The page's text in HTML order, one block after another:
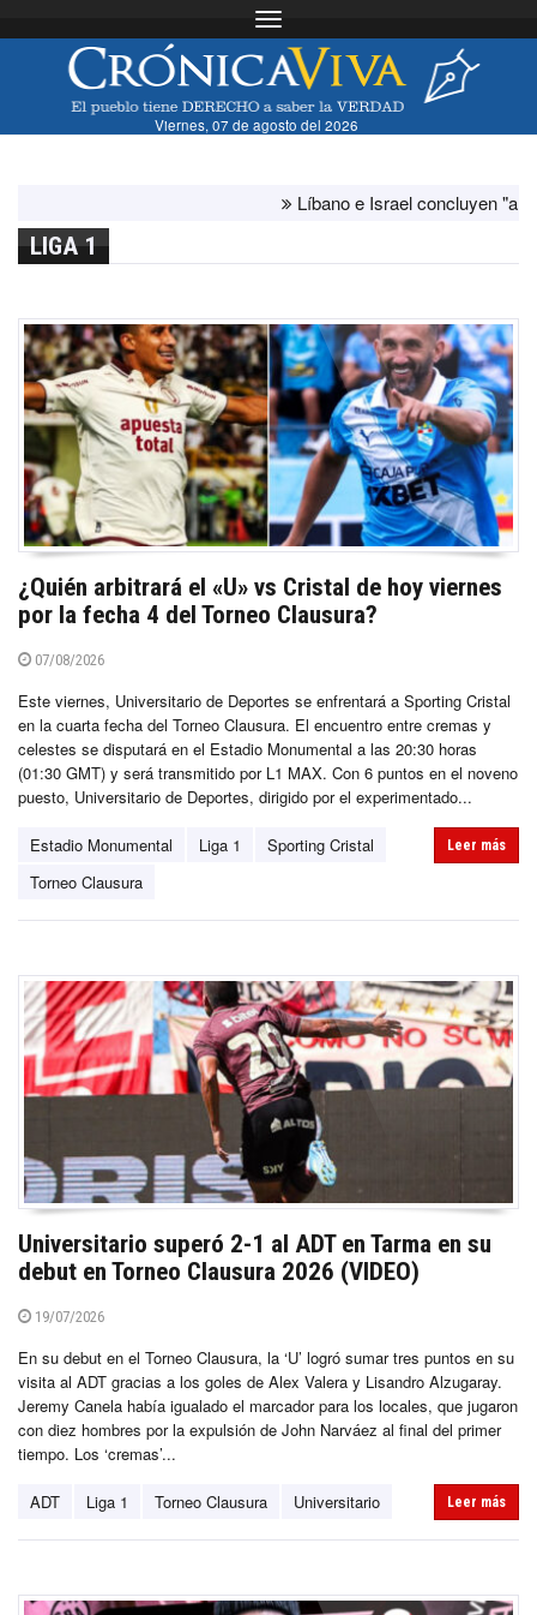
Toggle navigation
Viernes, 07 de agosto del 2026
Líbano e Israel concluyen "antes de
LIGA 1
¿Quién arbitrará el «U» vs Cristal de hoy viernes
por la fecha 4 del Torneo Clausura?
07/08/2026
Este viernes, Universitario de Deportes se enfrentará a Sporting Cristal
en la cuarta fecha del Torneo Clausura. El encuentro entre cremas y
celestes se disputará en el Estadio Monumental a las 20:30 horas
(01:30 GMT) y será transmitido por L1 MAX. Con 6 puntos en el noveno
puesto, Universitario de Deportes, dirigido por el experimentado...
Estadio Monumental Liga 1
Sporting Cristal
Torneo Clausura
Leer más
Universitario superó 2-1 al ADT en Tarma en su
debut en Torneo Clausura 2026 (VIDEO)
19/07/2026
En su debut en el Torneo Clausura, la ‘U’ logró sumar tres puntos en su
visita al ADT gracias a los goles de Alex Valera y Lisandro Alzugaray.
Jeremy Canela había igualado el marcador para los locales, que jugaron
con diez hombres por la expulsión de John Narváez al final del primer
tiempo. Los ‘cremas’...
ADT Liga 1 Torneo Clausura Universitario Leer más